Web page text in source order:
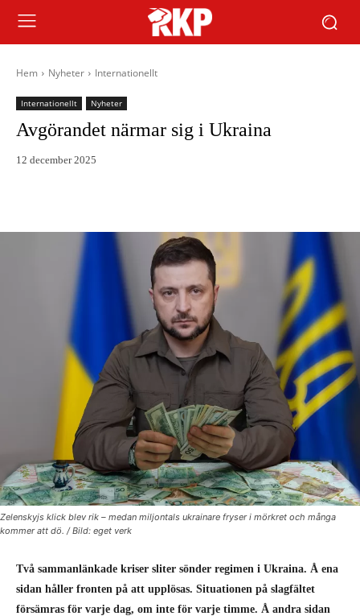
Hem Nyheter Internationellt
Internationellt Nyheter
Avgörandet närmar sig i Ukraina
12 december 2025
Zelenskyjs klick blev rik – medan miljontals ukrainare fryser i mörkret och många
kommer att dö. / Bild: eget verk
Två sammanlänkade kriser sliter sönder regimen i Ukraina. Å ena
sidan håller fronten på att upplösas. Situationen på slagfältet
försämras för varje dag, om inte för varje timme. Å andra sidan